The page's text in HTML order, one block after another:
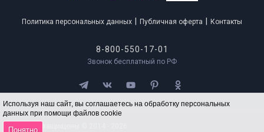
Используя наш сайт, вы соглашаетесь на обработку персональных
данных при помощи файлов cookie
Понятно
Политика персональных данных Публичная оферта Контакты
8-800-550-17-01
Звонок бесплатный по РФ
Все права защищены © 2014 - 2026